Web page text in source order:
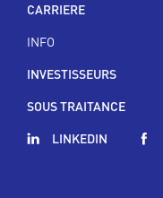
CARRIERE
INFO
INVESTISSEURS
SOUS TRAITANCE
LINKEDIN